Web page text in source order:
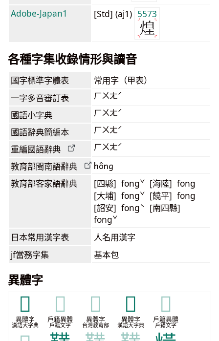
Adobe-Japan1 [Std] (aj1) 5573
各種字集收錄情形與讀音
國字標準字體表 常用字（甲表）
一字多音審訂表 ㄏㄨㄤˊ
國語小字典 ㄏㄨㄤˊ
國語辭典簡編本 ㄏㄨㄤˊ
重編國語辭典 ㄏㄨㄤˊ
教育部閩南語辭典 hông
教育部客家語辭典
[四縣] fongˇ [海陸] fong
[大埔] fongˇ [饒平] fong
[詔安] fongˋ [南四縣]
fongˇ
日本常用漢字表 人名用漢字
jf當務字集 基本包
異體字
𤌼
異體字
漢語大字典
𤌼
戶籍異體
戶籍文字
𤌼
異體字
台灣教育部
𪏥
異體字
漢語大字典
𪏥
戶籍異體
戶籍文字